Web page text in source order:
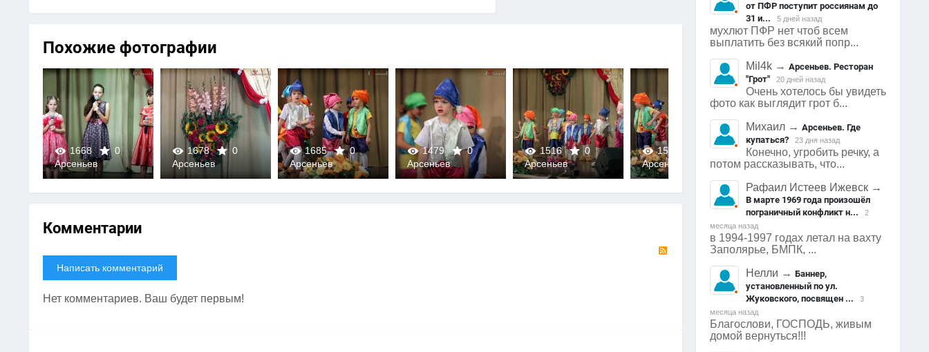
Похожие фотографии
1668
0
0
Арсеньев
1678
0
0
Арсеньев
1685
0
0
Арсеньев
1479
0
0
Арсеньев
1516
0
0
Арсеньев
1561
0
Арсеньев
1524
0
0
Арсеньев
Комментарии
Написать комментарий
Нет комментариев. Ваш будет первым!
от ПФР поступит россиянам до
31 и...
5 дней назад
мухлют ПФР нет чтоб всем
выплатить без всякий попр...
Mil4k →Арсеньев. Ресторан
"Грот"
20 дней назад
Очень хотелось бы увидеть
фото как выглядит грот б...
Михаил →Арсеньев. Где
купаться?
23 дня назад
Конечно, угробить речку, а
потом рассказывать, что...
Рафаил Истеев Ижевск →
В марте 1969 года произошёл
пограничный конфликт н...
2
месяца назад
в 1994-1997 годах летал на вахту
Заполярье, БМПК, ...
Нелли →Баннер,
установленный по ул.
Жуковского, посвящен ...
3
месяца назад
Благослови, ГОСПОДЬ, живым
домой вернуться!!!